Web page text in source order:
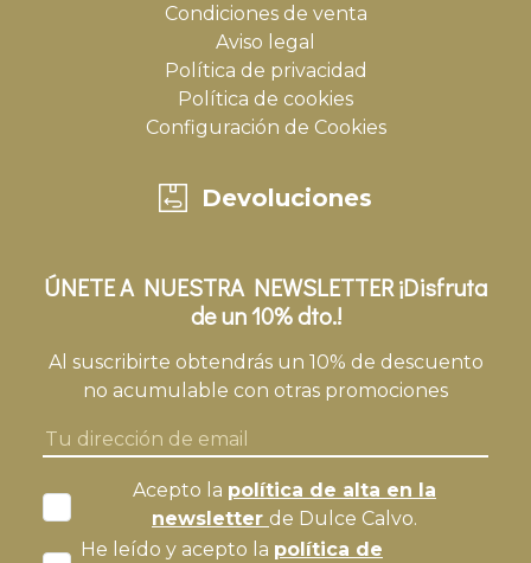
Condiciones de venta
Aviso legal
Política de privacidad
Política de cookies
Configuración de Cookies
Devoluciones
ÚNETE A NUESTRA NEWSLETTER ¡Disfruta
de un 10% dto.!
Al suscribirte obtendrás un 10% de descuento
no acumulable con otras promociones
Acepto la política de alta en la
newsletter de Dulce Calvo.
He leído y acepto la política de